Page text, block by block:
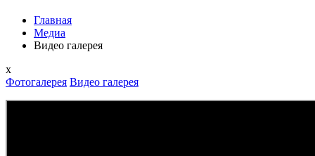
Главная
Медиа
Видео галерея
x
Фотогалерея Видео галерея